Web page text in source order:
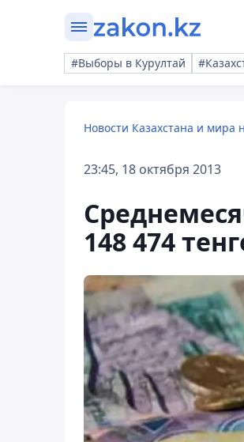
#Выборы в Курултай
Новости Казахстана и мира
23:45, 18 октября 2013
148 474